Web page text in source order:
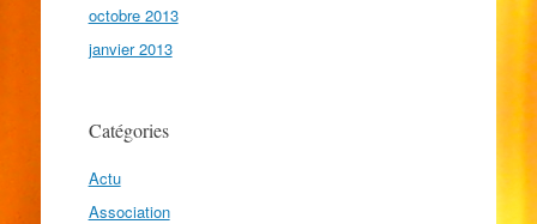
octobre 2013
janvier 2013
Catégories
Actu
Association